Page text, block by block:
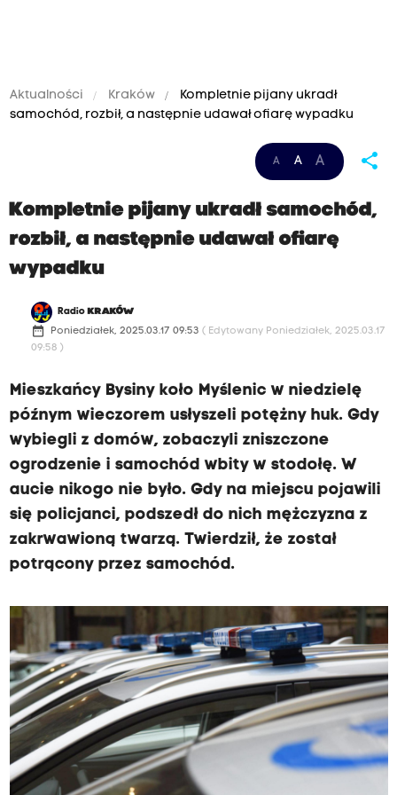
Aktualności Kraków
Kompletnie pijany ukradł
samochód, rozbił, a następnie udawał ofiarę wypadku
A A A share
Kompletnie pijany ukradł samochód,
rozbił, a następnie udawał ofiarę
wypadku
Radio KRAKÓW
date_range Poniedziałek, 2025.03.17 09:53 ( Edytowany Poniedziałek, 2025.03.17
09:58 )
Mieszkańcy Bysiny koło Myślenic w niedzielę
późnym wieczorem usłyszeli potężny huk. Gdy
wybiegli z domów, zobaczyli zniszczone
ogrodzenie i samochód wbity w stodołę. W
aucie nikogo nie było. Gdy na miejscu pojawili
się policjanci, podszedł do nich mężczyzna z
zakrwawioną twarzą. Twierdził, że został
potrącony przez samochód.